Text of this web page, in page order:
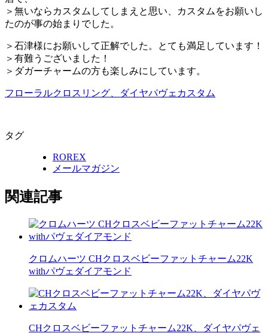
＞無いならカスタムしてしまえと思い、カスタムをお願いし
たのが事の始まりでした。
＞石津様にお願いして正解でした。とても満足しています！
＞有難うございました！
＞ダガーチャームの方も楽しみにしています。
フローラルクロスリング、ダイヤパヴェカスタム
タグ
ROREX
メールマガジン
関連記事
クロムハーツ CHクロスベビーファットチャーム22K
withパヴェダイアモンド
CHクロスベビーファットチャーム22K、ダイヤパヴェ